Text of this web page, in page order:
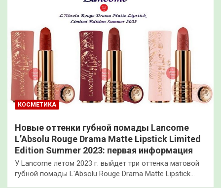
КОСМЕТИКА
Новые оттенки губной помады Lancome
L’Absolu Rouge Drama Matte Lipstick Limited
Edition Summer 2023: первая информация
У Lancome летом 2023 г. выйдет три оттенка матовой
губной помады L'Absolu Rouge Drama Matte Lipstick…